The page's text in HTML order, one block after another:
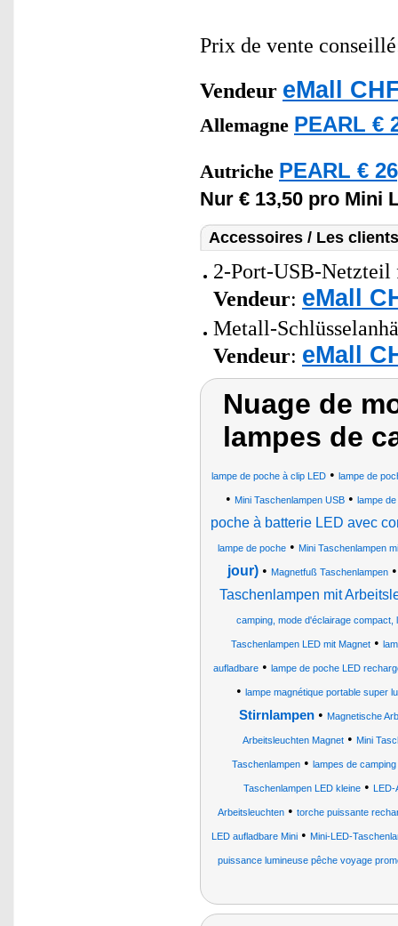
Prix de vente
Vendeur eMall
Allemagne PEARL €
Autriche PEARL €
Nur € 13,50 pro Mini
Accessoires / Les
2-Port-USB-Netzteil
Vendeur: eMall
Metall-
Vendeur: eMall
Nuage de
lampes de
lampe de poche à clip LED • lampe de
• Mini Taschenlampen USB • lampe
poche à batterie LED avec
lampe de poche• Mini Taschenlampen
jour) • Magnetfuß Taschenlampen
Taschenlampen mit
camping, mode d'éclairage compact,
Taschenlampen LED mit Magnet •
aufladbare• lampe de poche LED
• lampe magnétique portable super
Stirnlampen• Magnetische
Arbeitsleuchten Magnet • Mini
Taschenlampen • lampes de camping
Taschenlampen LED kleine• LED-
Arbeitsleuchten• torche puissante
LED aufladbare Mini • Mini-LED-
puissance lumineuse pêche voyage